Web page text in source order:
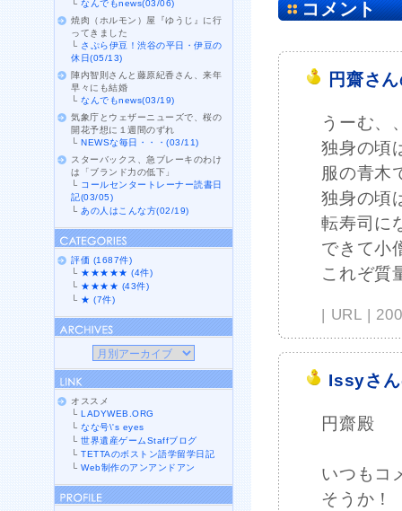
コメント
円齋さ
うーむ、
独身の頃
服の青木
独身の頃
転寿司に
できて小
これぞ質
| URL |
Issyさ
円齋殿
いつもコ
そうか！
└なんでもnews(03/06)
焼肉（ホルモン）屋『ゆうじ』に行
ってきました
└ さぷら伊豆！渋谷の平日・伊豆の
休日(05/13)
陣内智則さんと藤原紀香さん、来年
早々にも結婚
└なんでもnews(03/19)
気象庁とウェザーニューズで、桜の
開花予想に１週間のずれ
└NEWSな毎日・・・(03/11)
スターバックス、急ブレーキのわけ
は「ブランド力の低下」
└ コールセンタートレーナー読書日
記(03/05)
└ あの人はこんな方(02/19)
評価 (1687件)
└ ★★★★★ (4件)
└ ★★★★ (43件)
└ ★ (7件)
オススメ
└LADYWEB.ORG
└なな号\'s eyes
└世界遺産ゲームStaffブログ
└TETTAのボストン語学留学日記
└Web制作のアンアンドアン